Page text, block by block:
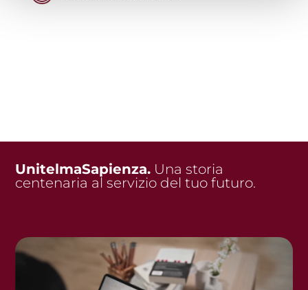
UnitelmaSapienza. Una storia
centenaria al servizio del tuo futuro.